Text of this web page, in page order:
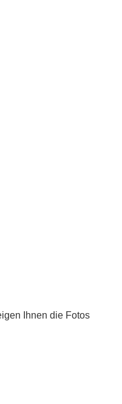
Ihnen die Fotos